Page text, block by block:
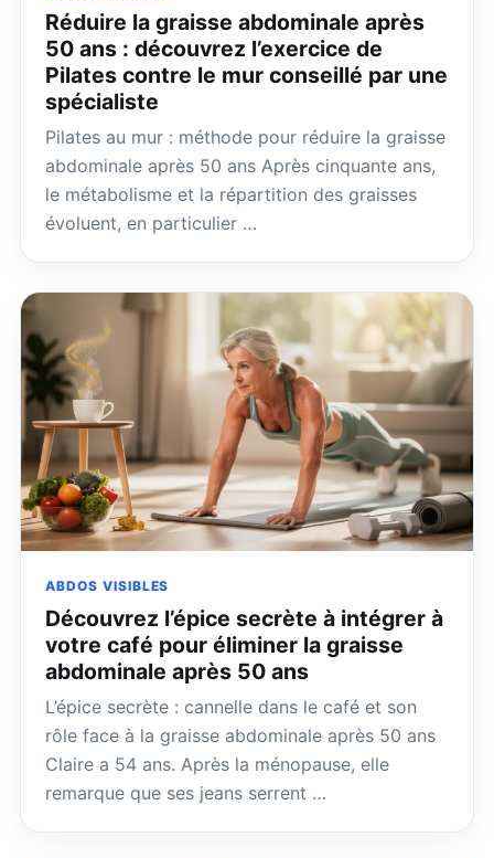
Réduire la graisse abdominale après
50 ans : découvrez l’exercice de
Pilates contre le mur conseillé par une
spécialiste
Pilates au mur : méthode pour réduire la graisse
abdominale après 50 ans Après cinquante ans,
le métabolisme et la répartition des graisses
évoluent, en particulier …
ABDOS VISIBLES
Découvrez l’épice secrète à intégrer à
votre café pour éliminer la graisse
abdominale après 50 ans
L’épice secrète : cannelle dans le café et son
rôle face à la graisse abdominale après 50 ans
Claire a 54 ans. Après la ménopause, elle
remarque que ses jeans serrent …